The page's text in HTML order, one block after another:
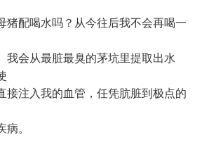
配喝水吗？从今往后我不会再喝一
我会从最脏最臭的茅坑里提取出水
接注入我的血管，任凭肮脏到极点的
。